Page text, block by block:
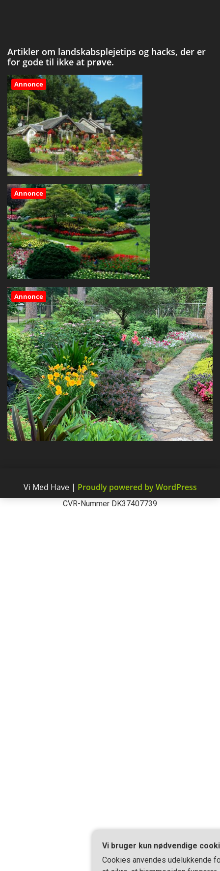
Artikler om landskabsplejetips og hacks, der er
for gode til ikke at prøve.
Annonce
Annonce
Annonce
Vi Med Have | Proudly powered by WordPress
CVR-Nummer DK37407739
Vi bruger kun nødvendige
Cookies anvendes udelukkende